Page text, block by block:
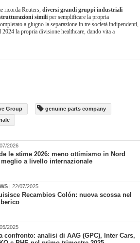
ricorda Reuters, diversi grandi gruppi industriali
simili per semplificare la propria
a giugno la separazione in tre società indipendenti,
la propria divisione healthcare, dando vita a
Group
genuine parts company
2026
le stime 2026: meno ottimismo in Nord
a livello internazionale
| 22/07/2025
Recambios Colón: nuova scossa nel
2025
confronto: analisi di AAG (GPC), Inter Cars,